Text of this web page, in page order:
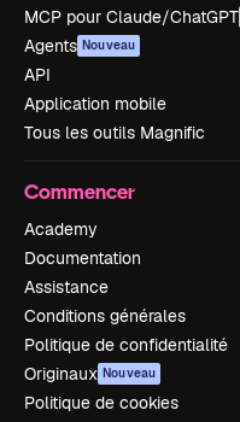
MCP pour Claude/ChatGPT
Agents Nouveau
API
Application mobile
Tous les outils Magnific
Commencer
Academy
Documentation
Assistance
Conditions générales
Politique de confidentialité
Originaux Nouveau
Politique de cookies